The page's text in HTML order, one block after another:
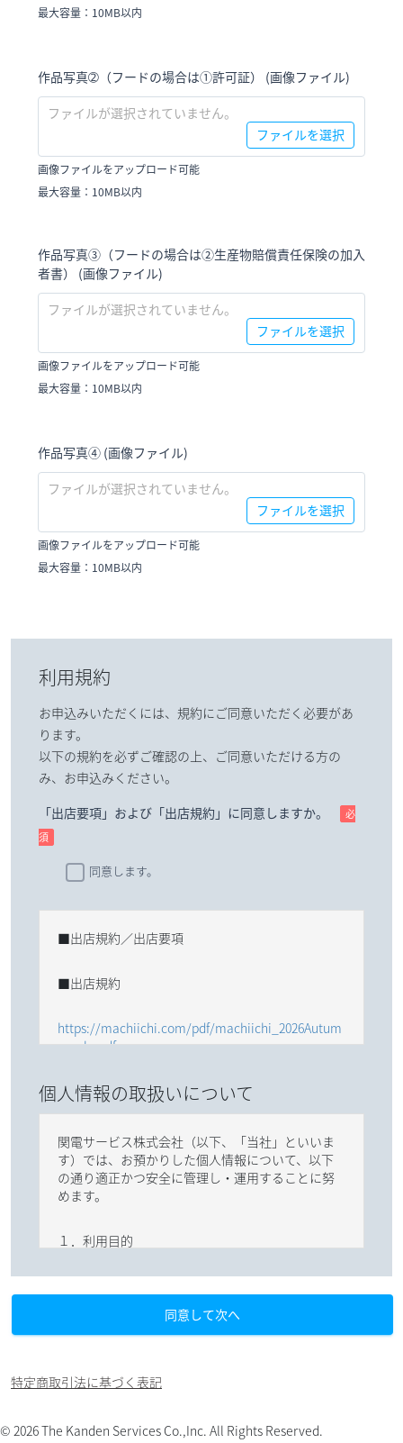
最大容量：10MB以内
作品写真➁（フードの場合は①許可証） (画像ファイル)
ファイルが選択されていません。
ファイルを選択
画像ファイルをアップロード可能
最大容量：10MB以内
作品写真③（フードの場合は②生産物賠償責任保険の加入
者書） (画像ファイル)
ファイルが選択されていません。
ファイルを選択
画像ファイルをアップロード可能
最大容量：10MB以内
作品写真④ (画像ファイル)
ファイルが選択されていません。
ファイルを選択
画像ファイルをアップロード可能
最大容量：10MB以内
利用規約
お申込みいただくには、規約にご同意いただく必要があ
ります。
以下の規約を必ずご確認の上、ご同意いただける方の
み、お申込みください。
「出店要項」および「出店規約」に同意しますか。
必
須
同意します。
■出店規約／出店要項
■出店規約
https://machiichi.com/pdf/machiichi_2026Autum
n_rule.pdf
■出店要項
https://machiichi.com/pdf/machiichi_2026Autum
n_requirements.pdf
個人情報の取扱いについて
関電サービス株式会社（以下、「当社」といいま
す）では、お預かりした個人情報について、以下
の通り適正かつ安全に管理し・運用することに努
めます。
１．利用目的
のために利用いたします。
認、ご連絡等）
（２）相談、お問い合わせへの回答のため
同意して次へ
特定商取引法に基づく表記
© 2026 The Kanden Services Co.,Inc. All Rights Reserved.